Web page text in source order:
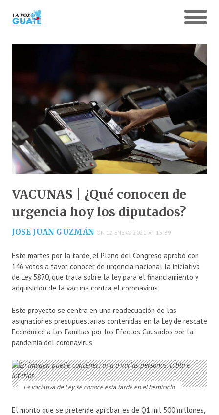
VACUNAS | ¿Qué conocen de
urgencia hoy los diputados?
JOSÉ JUAN GUZMÁN ON 12 ENERO 2021 AT 15:39
Este martes por la tarde, el Pleno del Congreso aprobó con
146 votos a favor, conocer de urgencia nacional la iniciativa
de Ley 5870, que trata sobre la ley para el financiamiento y
adquisición de la vacuna contra el coronavirus.
Este proyecto se centra en una readecuación de las
asignaciones presupuestarias contenidas en la Ley de rescate
Económico a las Familias por los Efectos Causados por la
pandemia del coronavirus.
La iniciativa de Ley se conoce esta tarde en el hemiciclo.
El monto que se pretende aprobar es de Q1 mil 500 millones,